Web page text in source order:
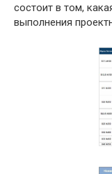
состоит в том,
выполнения